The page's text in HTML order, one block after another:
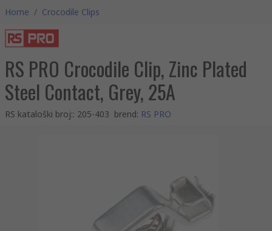
Home / Crocodile Clips
RS PRO Crocodile Clip, Zinc Plated
Steel Contact, Grey, 25A
RS kataloški broj:: 205-403 brend: RS PRO